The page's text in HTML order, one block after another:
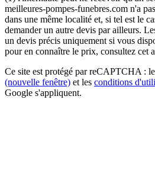
meilleures-pompes-funebres.com n'a
dans une même localité et, si tel est le
demander un autre devis par ailleurs.
un devis précis uniquement si vous
pour en connaître le prix, consultez cet
Ce site est protégé par reCAPTCHA :
(nouvelle fenêtre) et les conditions
Google s'appliquent.